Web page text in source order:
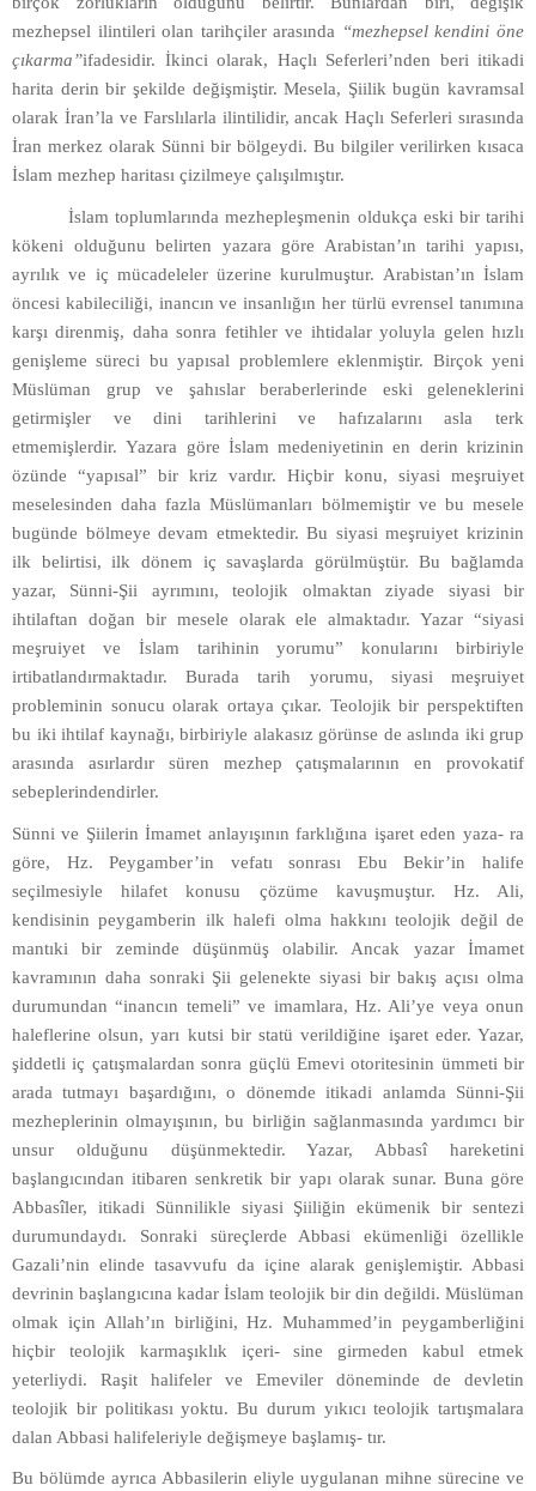
mezhepsel ilintileri olan tarihçiler arasında “mezhepsel kendini öne
çıkarma”ifadesidir. İkinci olarak, Haçlı Seferleri’nden beri itikadi
harita derin bir şekilde değişmiştir. Mesela, Şiilik bugün kavramsal
olarak İran’la ve Farslılarla ilintilidir, ancak Haçlı Seferleri sırasında
İran merkez olarak Sünni bir bölgeydi. Bu bilgiler verilirken kısaca
İslam mezhep haritası çizilmeye çalışılmıştır.
İslam toplumlarında mezhepleşmenin oldukça eski bir tarihi
kökeni olduğunu belirten yazara göre Arabistan’ın tarihi yapısı,
ayrılık ve iç mücadeleler üzerine kurulmuştur. Arabistan’ın İslam
öncesi kabileciliği, inancın ve insanlığın her türlü evrensel tanımına
karşı direnmiş, daha sonra fetihler ve ihtidalar yoluyla gelen hızlı
genişleme süreci bu yapısal problemlere eklenmiştir. Birçok yeni
Müslüman grup ve şahıslar beraberlerinde eski geleneklerini
getirmişler ve dini tarihlerini ve hafızalarını asla terk
etmemişlerdir. Yazara göre İslam medeniyetinin en derin krizinin
özünde “yapısal” bir kriz vardır. Hiçbir konu, siyasi meşruiyet
meselesinden daha fazla Müslümanları bölmemiştir ve bu mesele
bugünde bölmeye devam etmektedir. Bu siyasi meşruiyet krizinin
ilk belirtisi, ilk dönem iç savaşlarda görülmüştür. Bu bağlamda
yazar, Sünni-Şii ayrımını, teolojik olmaktan ziyade siyasi bir
ihtilaftan doğan bir mesele olarak ele almaktadır. Yazar “siyasi
meşruiyet ve İslam tarihinin yorumu” konularını birbiriyle
irtibatlandırmaktadır. Burada tarih yorumu, siyasi meşruiyet
probleminin sonucu olarak ortaya çıkar. Teolojik bir perspektiften
bu iki ihtilaf kaynağı, birbiriyle alakasız görünse de aslında iki grup
arasında asırlardır süren mezhep çatışmalarının en provokatif
sebeplerindendirler.
Sünni ve Şiilerin İmamet anlayışının farklığına işaret eden yaza- ra
göre, Hz. Peygamber’in vefatı sonrası Ebu Bekir’in halife
seçilmesiyle hilafet konusu çözüme kavuşmuştur. Hz. Ali,
kendisinin peygamberin ilk halefi olma hakkını teolojik değil de
mantıki bir zeminde düşünmüş olabilir. Ancak yazar İmamet
kavramının daha sonraki Şii gelenekte siyasi bir bakış açısı olma
durumundan “inancın temeli” ve imamlara, Hz. Ali’ye veya onun
haleflerine olsun, yarı kutsi bir statü verildiğine işaret eder. Yazar,
şiddetli iç çatışmalardan sonra güçlü Emevi otoritesinin ümmeti bir
arada tutmayı başardığını, o dönemde itikadi anlamda Sünni-Şii
mezheplerinin olmayışının, bu birliğin sağlanmasında yardımcı bir
unsur olduğunu düşünmektedir. Yazar, Abbasî hareketini
başlangıcından itibaren senkretik bir yapı olarak sunar. Buna göre
Abbasîler, itikadi Sünnilikle siyasi Şiiliğin ekümenik bir sentezi
durumundaydı. Sonraki süreçlerde Abbasi ekümenliği özellikle
Gazali’nin elinde tasavvufu da içine alarak genişlemiştir. Abbasi
devrinin başlangıcına kadar İslam teolojik bir din değildi. Müslüman
olmak için Allah’ın birliğini, Hz. Muhammed’in peygamberliğini
hiçbir teolojik karmaşıklık içeri- sine girmeden kabul etmek
yeterliydi. Raşit halifeler ve Emeviler döneminde de devletin
teolojik bir politikası yoktu. Bu durum yıkıcı teolojik tartışmalara
dalan Abbasi halifeleriyle değişmeye başlamış- tır.
Bu bölümde ayrıca Abbasilerin eliyle uygulanan mihne sürecine ve